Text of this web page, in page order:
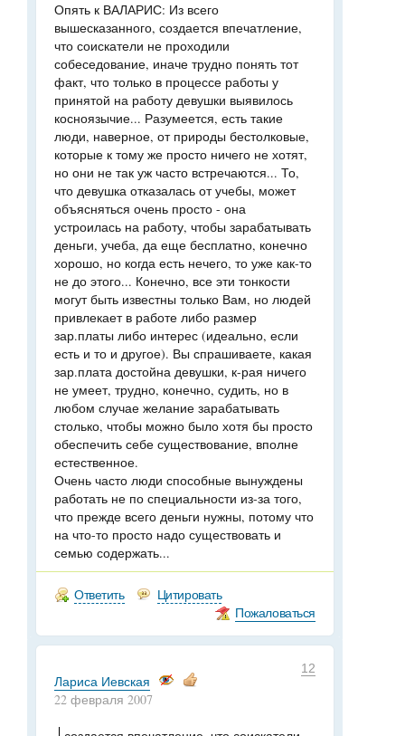
Опять к ВАЛАРИС: Из всего
вышесказанного, создается впечатление,
что соискатели не проходили
собеседование, иначе трудно понять тот
факт, что только в процессе работы у
принятой на работу девушки выявилось
косноязычие... Разумеется, есть такие
люди, наверное, от природы бестолковые,
которые к тому же просто ничего не хотят,
но они не так уж часто встречаются... То,
что девушка отказалась от учебы, может
объясняться очень просто - она
устроилась на работу, чтобы зарабатывать
деньги, учеба, да еще бесплатно, конечно
хорошо, но когда есть нечего, то уже как-то
не до этого... Конечно, все эти тонкости
могут быть известны только Вам, но людей
привлекает в работе либо размер
зар.платы либо интерес (идеально, если
есть и то и другое). Вы спрашиваете, какая
зар.плата достойна девушки, к-рая ничего
не умеет, трудно, конечно, судить, но в
любом случае желание зарабатывать
столько, чтобы можно было хотя бы просто
обеспечить себе существование, вполне
естественное.
Очень часто люди способные вынуждены
работать не по специальности из-за того,
что прежде всего деньги нужны, потому что
на что-то просто надо существовать и
семью содержать...
Ответить
Цитировать
Пожаловаться
12
Лариса Иевская
22 февраля 2007